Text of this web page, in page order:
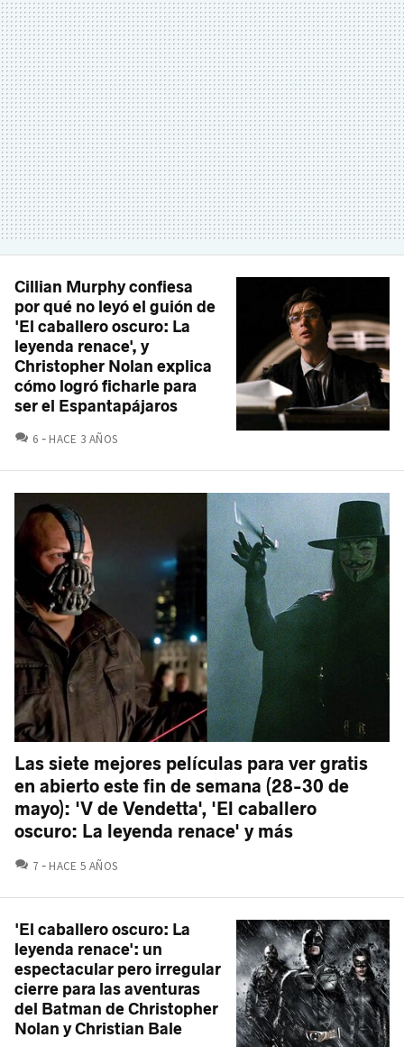
Cillian Murphy confiesa
por qué no leyó el guión de
'El caballero oscuro: La
leyenda renace', y
Christopher Nolan explica
cómo logró ficharle para
ser el Espantapájaros
6 COMENTARIOS
HACE 3 AÑOS
Las siete mejores películas para ver gratis
en abierto este fin de semana (28-30 de
mayo): 'V de Vendetta', 'El caballero
oscuro: La leyenda renace' y más
7 COMENTARIOS
HACE 5 AÑOS
'El caballero oscuro: La
leyenda renace': un
espectacular pero irregular
cierre para las aventuras
del Batman de Christopher
Nolan y Christian Bale